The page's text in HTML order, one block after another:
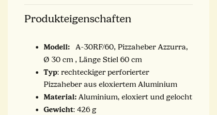
Produkteigenschaften
Modell:
A-30RF/60, Pizzaheber Azzurra,
Ø 30 cm , Länge Stiel 60 cm
Typ: rechteckiger perforierter
Pizzaheber aus eloxiertem Aluminium
Material: Aluminium, eloxiert und gelocht
Gewicht: 426 g